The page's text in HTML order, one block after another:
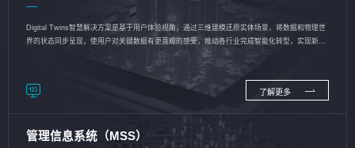
Digital Twins智慧解决方案是基于用户体验视角，通过三维建模还原实体场景，将数据和物理世
界的状态同步呈现，使用户对关键数据有更直观的感受，推动各行业完成智能化转型，实现新旧
了解更多
管理信息系统（MSS）